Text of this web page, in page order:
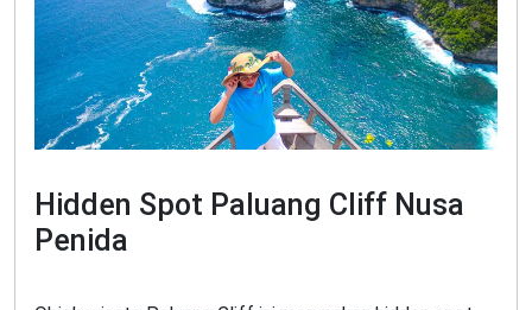
Hidden Spot Paluang Cliff Nusa
Penida